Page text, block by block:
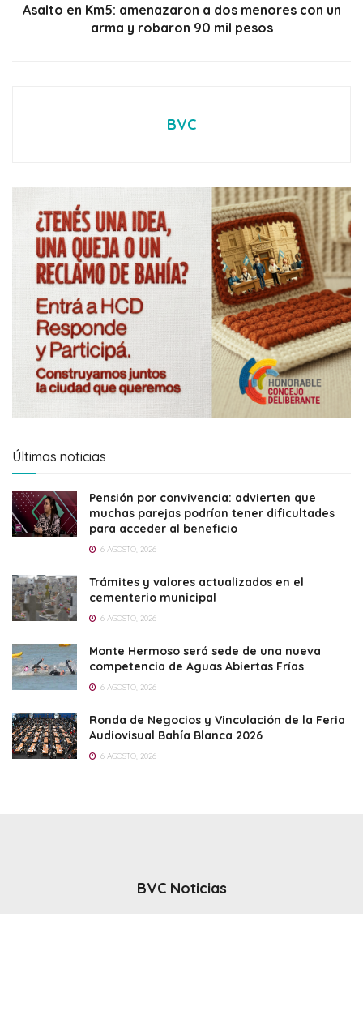
Asalto en Km5: amenazaron a dos menores con un
arma y robaron 90 mil pesos
BVC
Últimas noticias
Pensión por convivencia: advierten que
muchas parejas podrían tener dificultades
para acceder al beneficio
6 AGOSTO, 2026
Trámites y valores actualizados en el
cementerio municipal
6 AGOSTO, 2026
Monte Hermoso será sede de una nueva
competencia de Aguas Abiertas Frías
6 AGOSTO, 2026
Ronda de Negocios y Vinculación de la Feria
Audiovisual Bahía Blanca 2026
6 AGOSTO, 2026
BVC Noticias